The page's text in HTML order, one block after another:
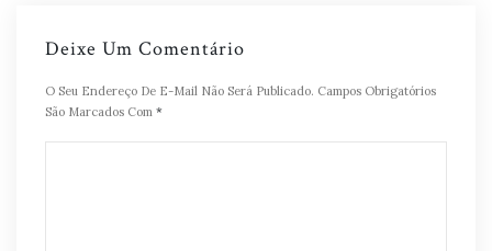
Deixe Um Comentário
O Seu Endereço De E-Mail Não Será Publicado. Campos Obrigatórios
São Marcados Com *